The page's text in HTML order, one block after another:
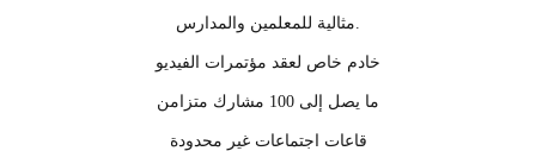
خادم خاص لعقد مؤتمرات الفيديو
ما يصل إلى 100 مشارك متزامن
قاعات اجتماعات غير محدودة